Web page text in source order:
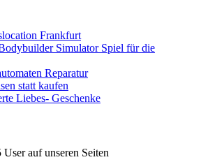
Frankfurt
Simulator Spiel für die
Reparatur
statt kaufen
Liebes- Geschenke
auf unseren Seiten